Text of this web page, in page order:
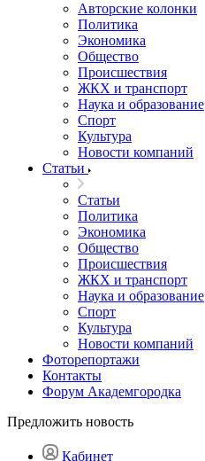
Авторские колонки
Политика
Экономика
Общество
Происшествия
ЖКХ и транспорт
Наука и образование
Спорт
Культура
Новости компаний
Статьи
Статьи
Политика
Экономика
Общество
Происшествия
ЖКХ и транспорт
Наука и образование
Спорт
Культура
Новости компаний
Фоторепортажи
Контакты
Форум Академгородка
Предложить новость
Кабинет